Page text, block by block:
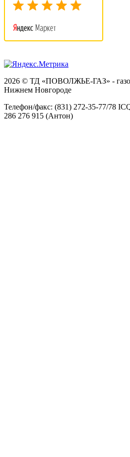
2026 © ТД «ПОВОЛЖЬЕ-ГАЗ» -
Нижнем Новгороде
Телефон/факс: (831) 272-35-77/78
286 276 915 (Антон)